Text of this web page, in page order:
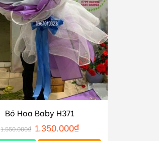
Bó Hoa Baby H371
1.550.000₫ 1.350.000₫